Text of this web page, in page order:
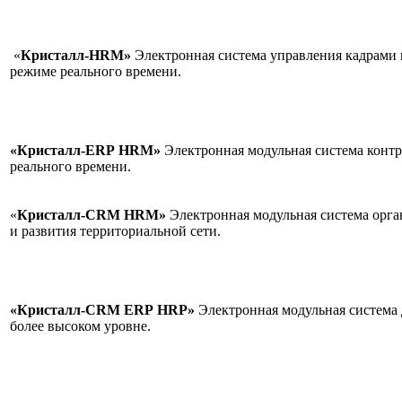
«Кристалл-HRM» Электронная система управления
режиме реального
«Кристалл-ERP HRM» Электронная модульная система
реального
«Кристалл-CRM HRM» Электронная модульная система
и развития территориальной сети.
«Кристалл-CRM ERP HRP» Электронная модульная
более высоком уровне.